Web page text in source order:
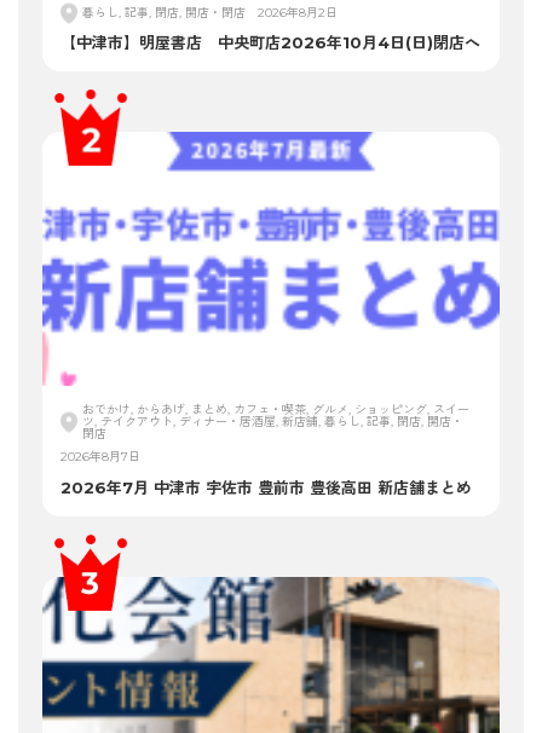
暮らし, 記事, 閉店, 開店・閉店 2026年8月2日
【中津市】明屋書店 中央町店2026年10月4日(日)閉店へ
おでかけ, からあげ, まとめ, カフェ・喫茶, グルメ, ショッピング, スイー
ツ, テイクアウト, ディナー・居酒屋, 新店舗, 暮らし, 記事, 閉店, 開店・
閉店
2026年8月7日
2026年7月 中津市 宇佐市 豊前市 豊後高田 新店舗まとめ